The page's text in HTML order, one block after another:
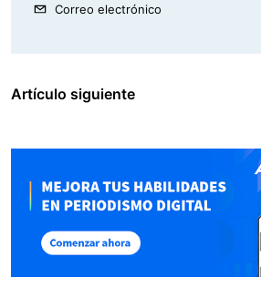
Correo electrónico
Artículo siguiente